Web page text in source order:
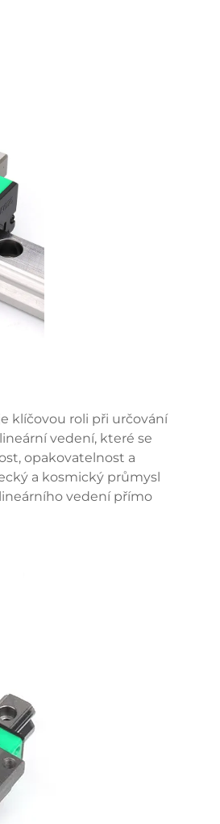
klíčovou roli při určování
lineární vedení, které se
opakovatelnost a
a kosmický průmysl
vedení přímo